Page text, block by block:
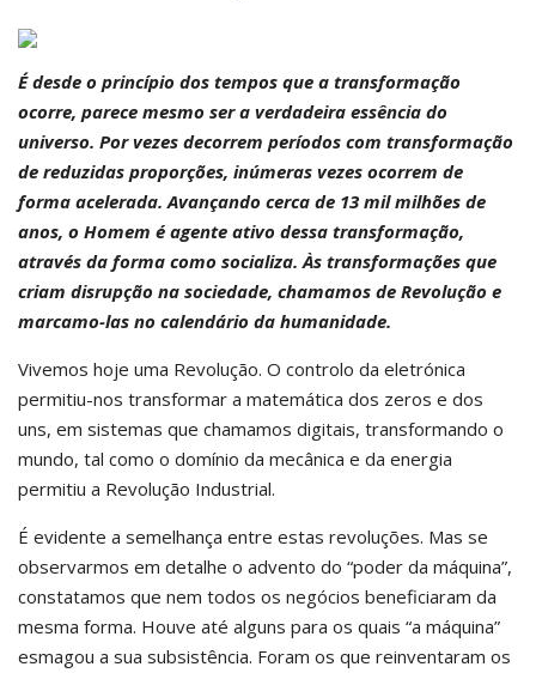
É desde o princípio dos tempos que a transformação
ocorre, parece mesmo ser a verdadeira essência do
universo. Por vezes decorrem períodos com transformação
de reduzidas proporções, inúmeras vezes ocorrem de
forma acelerada. Avançando cerca de 13 mil milhões de
anos, o Homem é agente ativo dessa transformação,
através da forma como socializa. Às transformações que
criam disrupção na sociedade, chamamos de Revolução e
marcamo-las no calendário da humanidade.
Vivemos hoje uma Revolução. O controlo da eletrónica
permitiu-nos transformar a matemática dos zeros e dos
uns, em sistemas que chamamos digitais, transformando o
mundo, tal como o domínio da mecânica e da energia
permitiu a Revolução Industrial.
É evidente a semelhança entre estas revoluções. Mas se
observarmos em detalhe o advento do “poder da máquina”,
constatamos que nem todos os negócios beneficiaram da
mesma forma. Houve até alguns para os quais “a máquina”
esmagou a sua subsistência. Foram os que reinventaram os